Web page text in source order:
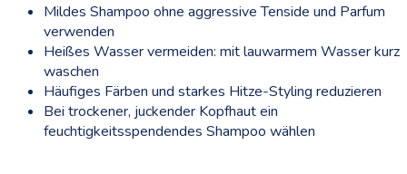
Mildes Shampoo ohne aggressive Tenside und Parfum
verwenden
Heißes Wasser vermeiden: mit lauwarmem Wasser kurz
waschen
Häufiges Färben und starkes Hitze-Styling reduzieren
Bei trockener, juckender Kopfhaut ein
feuchtigkeitsspendendes Shampoo wählen